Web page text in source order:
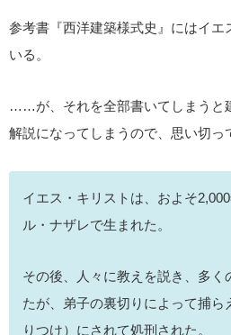
参考書『西洋建築様式史』にはイエ
いる。
……が、それを全部書いてしまうと
解説になってしまうので、思い切っ
イエス・キリストは、およそ
ル・ナザレで生まれた。
その後、人々に教えを説き、多く
たが、弟子の裏切りによって捕ら
りつけ）にされて処刑された。